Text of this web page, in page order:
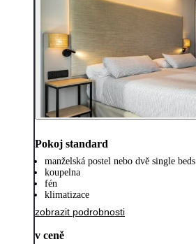
Pokoj standard
manželská postel nebo dvě single beds
koupelna
fén
klimatizace
zobrazit podrobnosti
v ceně